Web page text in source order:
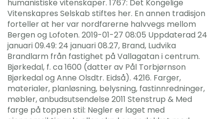
humanistiske vitenskaper. 1767: Det Kongelige
Vitenskapres Selskab stiftes her. En annen tradisjon
forteller at her var nordfarerne halvvegs mellom
Bergen og Lofoten. 2019-01-27 08:05 Uppdaterad 24
januari 09.49: 24 januari 08.27, Brand, Ludvika
Brandlarm från fastighet på Vallagatan i centrum.
Bjørkedal, f. ca 1600 (datter av Pål Torbjørnson
Bjørkedal og Anne Olsdtr. Eidså). 4216. Farger,
materialer, planløsning, belysning, fastinnredninger,
møbler, anbudsutsendelse 2011 Stenstrup & Med
farge på toppen stil: Negler er laget med